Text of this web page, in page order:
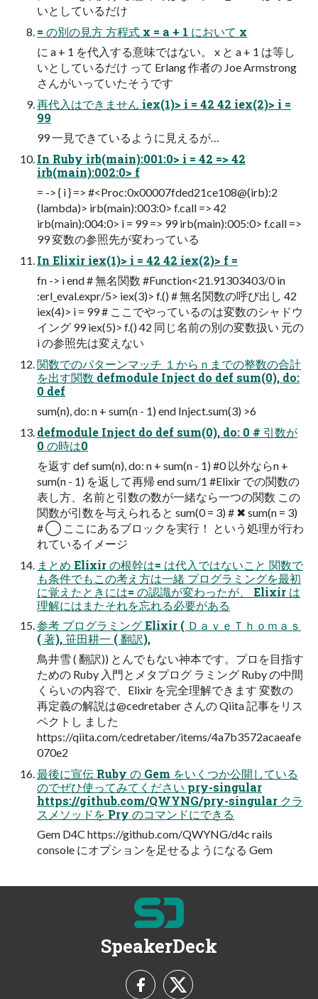
いとしているだけ
= の別の⾒⽅ ⽅程式 x = a + 1 において x
に a + 1 を代⼊する意味ではない。 x と a + 1 は等し
いとしているだけ って Erlang 作者の Joe Armstrong
さんがいっていたそうです
再代⼊はできません iex(1)> i = 42 42 iex(2)> i =
99
99 ⼀⾒できているように⾒えるが…
In Ruby irb(main):001:0> i = 42 => 42
irb(main):002:0> f
= -> { i } => #<Proc:0x00007fded21ce108@(irb):2
(lambda)> irb(main):003:0> f.call => 42
irb(main):004:0> i = 99 => 99 irb(main):005:0> f.call =>
99 変数の参照先が変わっている
In Elixir iex(1)> i = 42 42 iex(2)> f =
fn -> i end # 無名関数 #Function<21.91303403/0 in
:erl_eval.expr/5> iex(3)> f.() # 無名関数の呼び出し 42
iex(4)> i = 99 # ここでやっているのは変数のシャドウ
イング 99 iex(5)> f.() 42 同じ名前の別の変数扱い 元の
i の参照先は変えない
関数でのパターンマッチ １からｎまでの整数の合計
を出す関数 defmodule Inject do def sum(0), do:
0 def
sum(n), do: n + sum(n - 1) end Inject.sum(3) >6
defmodule Inject do def sum(0), do: 0 # 引数が
0 の時は0
を返す def sum(n), do: n + sum(n - 1) #0 以外ならn +
sum(n - 1) を返して再帰 end sum/1 #Elixir での関数の
表し⽅、名前と引数の数が⼀緒なら⼀つの関数 この
関数が引数を与えられると sum(0 = 3) # ✖ sum(n = 3)
# ◯ ここにあるブロックを実⾏！ という処理が⾏わ
れているイメージ
まとめ Elixir の根幹は= は代⼊ではないこと 関数で
も条件でもこの考え⽅は⼀緒 プログラミングを最初
に覚えたときには= の認識が変わったが、 Elixir は
理解にはまたそれを忘れる必要がある
参考 プログラミング Elixir ( ＤａｖｅＴｈｏｍａｓ
( 著), 笹⽥耕⼀ ( 翻訳),
⿃井雪 ( 翻訳)) とんでもない神本です。プロを⽬指す
ための Ruby ⼊⾨とメタプログ ラミング Ruby の中間
くらいの内容で、Elixir を完全理解できます 変数の
再定義の解説は@cedretaber さんの Qiita 記事をリス
ペクトし ました
https://qiita.com/cedretaber/items/4a7b3572acaeafe
070e2
最後に宣伝 Ruby の Gem をいくつか公開している
のでぜひ使ってみてください pry-singular
https://github.com/QWYNG/pry-singular クラ
スメソッドを Pry のコマンドにできる
Gem D4C https://github.com/QWYNG/d4c rails
console にオプションを⾜せるようになる Gem
SpeakerDeck